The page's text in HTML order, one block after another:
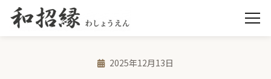
2025年12月13日